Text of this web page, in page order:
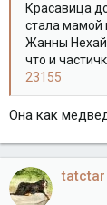
Красавица
стала мамой
Жанны
что и
23155
Она как
tatctar